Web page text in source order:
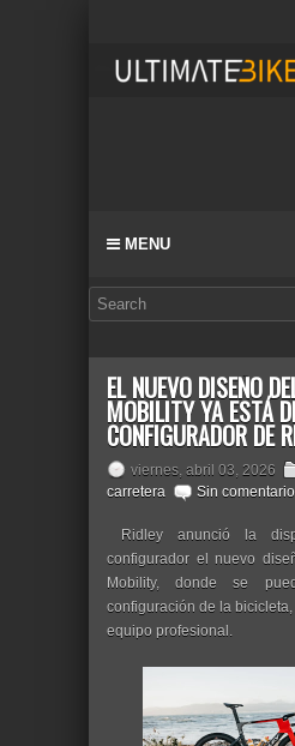
MENU
EL NUEVO DISEÑO
MOBILITY YA ESTÁ
CONFIGURADOR DE
viernes, abril 03, 2026
carretera
Sin
Ridley anunció la
configurador el nuevo
Mobility, donde se
configuración de la
equipo profesional.